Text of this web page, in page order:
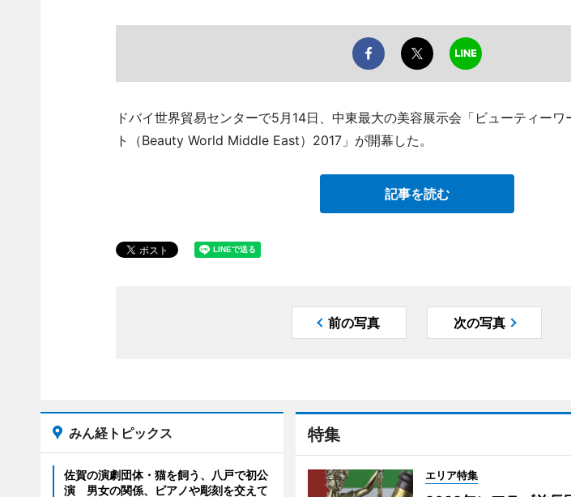
ドバイ世界貿易センターで5月14日、中東最大の美容展示会「ビューティーワ
ト（Beauty World Middle East）2017」が開幕した。
記事を読む
前の写真 次の写真
特集
エリア特集
みん経トピックス
佐賀の演劇団体・猫を飼う、八戸で初公
演 男女の関係、ピアノや彫刻を交えて